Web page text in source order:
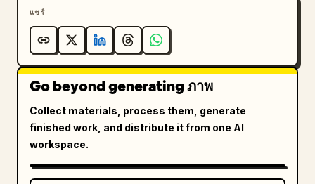
แชร์
Go beyond generating ภาพ
Collect materials, process them, generate
finished work, and distribute it from one AI
workspace.